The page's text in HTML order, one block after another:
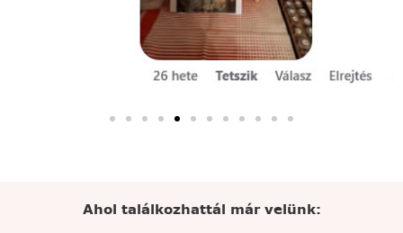
Ahol találkozhattál már velünk: